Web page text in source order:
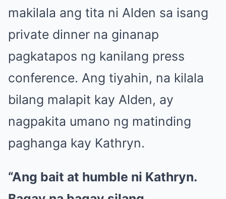
makilala ang tita ni Alden sa isang
private dinner na ginanap
pagkatapos ng kanilang press
conference. Ang tiyahin, na kilala
bilang malapit kay Alden, ay
nagpakita umano ng matinding
paghanga kay Kathryn.
“Ang bait at humble ni Kathryn.